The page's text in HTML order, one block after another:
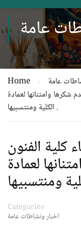
عامة
Home
عامة
شكرها وامتنانها لعمادة
الكلية ومنتسبيها .
كلية الفنون
لعمادة
Categories
اخبار ونشاطات عامة